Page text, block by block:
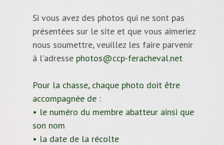
Si vous avez des photos qui ne sont pas
présentées sur le site et que vous aimeriez
nous soumettre, veuillez les faire parvenir
à l'adresse photos@ccp-feracheval.net
Pour la chasse, chaque photo doit être
accompagnée de :
• le numéro du membre abatteur ainsi que
son nom
• la date de la récolte